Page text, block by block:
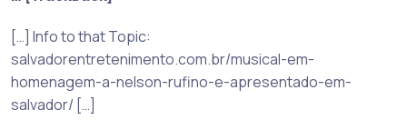
[…] Info to that Topic:
salvadorentretenimento.com.br/musical-em-
homenagem-a-nelson-rufino-e-apresentado-em-
salvador/ […]